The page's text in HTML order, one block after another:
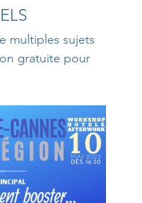
multiples sujets
gratuite pour